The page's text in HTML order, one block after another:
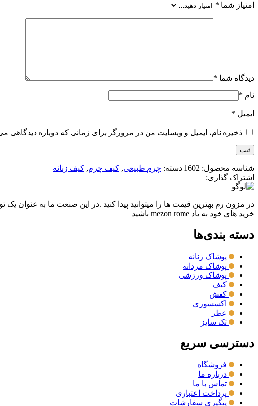
امتیاز شما *
دیدگاه شما *
نام *
ایمیل *
ذخیره نام، ایمیل و وبسایت من در مرورگر برای زمانی که دوباره دیدگاهی
شناسه محصول: 1602 دسته: چرم طبیعی, کیف چرم, کیف زنانه
اشتراک گذاری:
در مزون رم بهترین قیمت ها را میتوانید پیدا کنید .در این صنعت ما به عنوان یک
خرید های خود به یاد mezon rome باشید
دسته بندی‌ها
پوشاک زنانه
پوشاک مردانه
پوشاک ورزشی
کیف
کفش
اکسسوری
عطر
تک سایز
دسترسی سریع
فروشگاه
درباره ما
تماس با ما
پرداخت اعتباری
پیگیری سفارشات